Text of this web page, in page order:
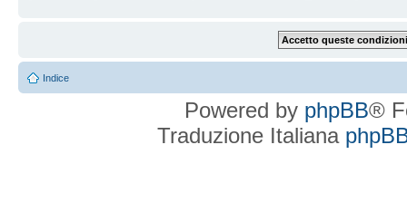
Indice
Powered by phpBB®
Traduzione Italiana